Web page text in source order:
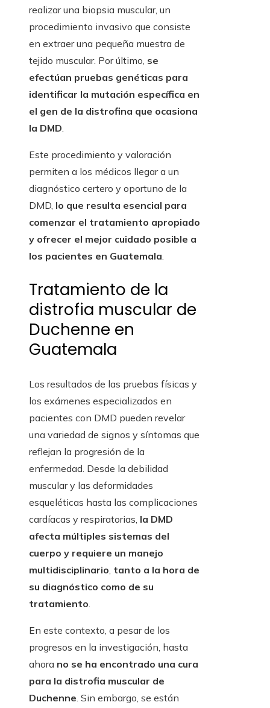
realizar una biopsia muscular, un
procedimiento invasivo que consiste
en extraer una pequeña muestra de
tejido muscular. Por último, se
efectúan pruebas genéticas para
identificar la mutación específica en
el gen de la distrofina que ocasiona
la DMD.
Este procedimiento y valoración
permiten a los médicos llegar a un
diagnóstico certero y oportuno de la
DMD, lo que resulta esencial para
comenzar el tratamiento apropiado
y ofrecer el mejor cuidado posible a
los pacientes en Guatemala.
Tratamiento de la
distrofia muscular de
Duchenne en
Guatemala
Los resultados de las pruebas físicas y
los exámenes especializados en
pacientes con DMD pueden revelar
una variedad de signos y síntomas que
reflejan la progresión de la
enfermedad. Desde la debilidad
muscular y las deformidades
esqueléticas hasta las complicaciones
cardíacas y respiratorias, la DMD
afecta múltiples sistemas del
cuerpo y requiere un manejo
multidisciplinario, tanto a la hora de
su diagnóstico como de su
tratamiento.
En este contexto, a pesar de los
progresos en la investigación, hasta
ahora no se ha encontrado una cura
para la distrofia muscular de
Duchenne. Sin embargo, se están